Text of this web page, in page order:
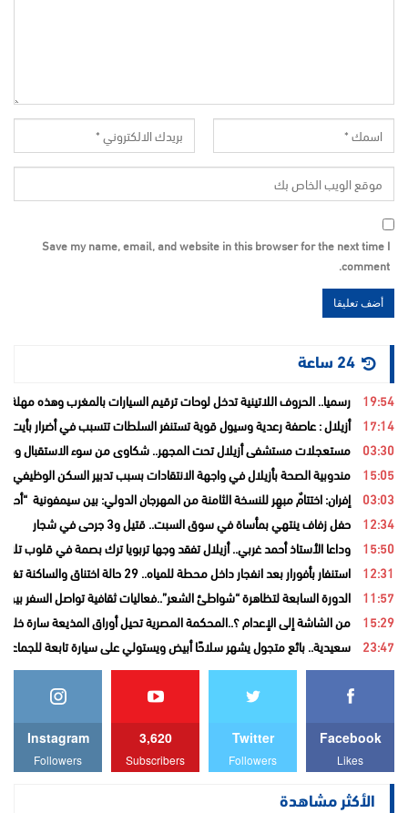
Save my name, email, and website in this browser for the next time I
comment.
19:54 رسميا.. الحروف اللاتينية تدخل لوحات ترقيم السيارات بالمغرب وهذه مهلة
17:14 أزيلال : عاصفة رعدية وسيول قوية تستنفر السلطات تتسبب في أضرار
03:30 مستعجلات مستشفى أزيلال تحت المجهر.. شكاوى من سوء الاستقبال
15:05 مندوبية الصحة بأزيلال في واجهة الانتقادات بسبب تدبير السكن
03:03 إفران: اختتامٌ مبهِر للنسخة الثامنة من المهرجان الدولي: بين سيمفونية
12:34 حفل زفاف ينتهي بمأساة في سوق السبت.. قتيل و3 جرحى في شجار
15:50 وداعا الأستاذ أحمد غربي.. أزيلال تفقد وجها تربويا ترك بصمة في قلوب
12:31 استنفار بأفورار بعد انفجار داخل محطة للمياه.. 29 حالة اختناق والساكنة تغادر منازلها خوفاً من الغاز
11:57 الدورة السابعة لتظاهرة “شواطئ الشعر”..فعاليات ثقافية تواصل السفر بين
15:29 من الشاشة إلى الإعدام ؟..المحكمة المصرية تحيل أوراق المذيعة سارة
23:47 سعيدية.. بائع متجول يشهر سلاحًا أبيض ويستولي على سيارة تابعة للجماعة
Facebook
Likes
Twitter
Followers
3,620
Subscribers
Instagram
Followers
الأكثر مشاهدة